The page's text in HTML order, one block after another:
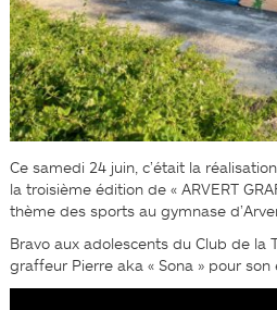
Ce samedi 24 juin, c’était la
la troisième édition de « ARVERT
thème des sports au gymnase
Bravo aux adolescents du Club de la
graffeur Pierre aka « Sona » pour